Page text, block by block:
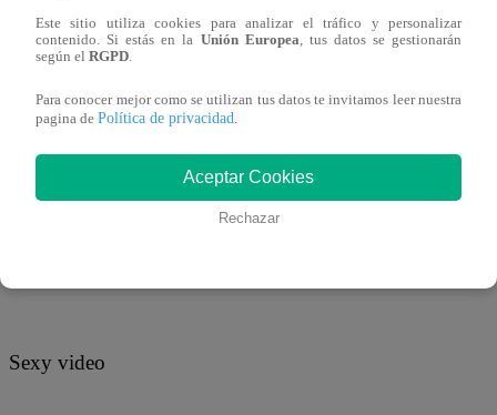
dudas que muchos tenían, su primera canción alcanzó
ahora lanzar su segundo sencillo.
Ver esta publicación en Instagram
Sexy video
Este sitio utiliza cookies para analizar el tráfico y personalizar
contenido. Si estás en la Unión Europea , tus datos se gestionarán
según el RGPD
Para conocer mejor como se utilizan tus datos te invitamos leer nuestra
pagina de Política de privacidad
Aceptar Cookies
Rechazar